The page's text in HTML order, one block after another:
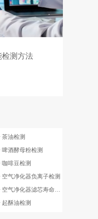
检测方法
茶油检测
啤酒酵母粉检测
咖啡豆检测
空气净化器负离子检测
空气净化器滤芯寿命检测
起酥油检测